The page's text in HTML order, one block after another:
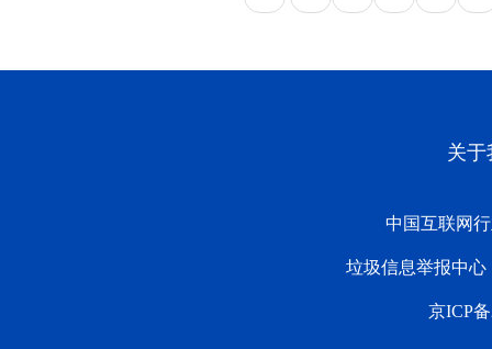
关于
中国互联网
垃圾信息举报中心
京ICP